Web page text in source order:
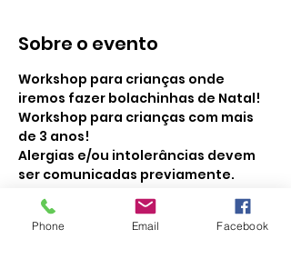
Sobre o evento
Workshop para crianças onde
iremos fazer bolachinhas de Natal!
Workshop para crianças com mais
de 3 anos!
Alergias e/ou intolerâncias devem
ser comunicadas previamente.
Phone Email Facebook